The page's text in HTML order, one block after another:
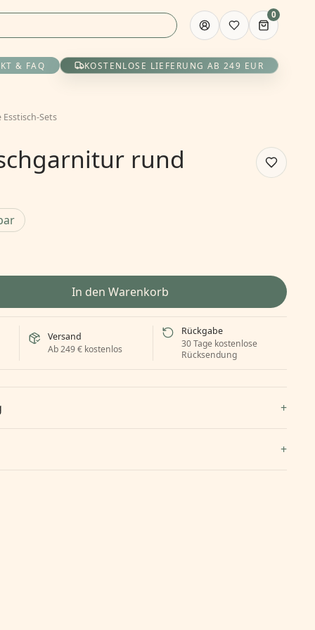
0
& FAQ KOSTENLOSE LIEFERUNG AB 249 EUR
Esstisch-Sets
rund
In den Warenkorb
Versand
Ab 249 € kostenlos
Rückgabe
30 Tage kostenlose
Rücksendung